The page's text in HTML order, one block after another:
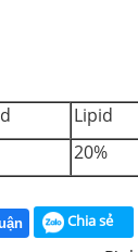
Lipid
20%
Chia sẻ